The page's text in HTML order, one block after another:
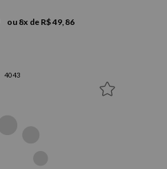
ou 8x de R$ 49,86
4043